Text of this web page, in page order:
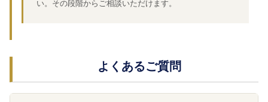
い。その段階からご相談いただけます。
よくあるご質問